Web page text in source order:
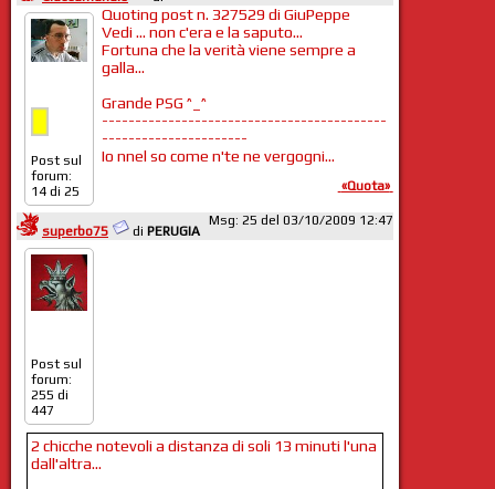
Post sul
forum:
14 di 25
Quoting post n. 327529 di GiuPeppe
Vedi ... non c'era e la saputo...
Fortuna che la verità viene sempre a
galla...
Grande PSG ^_^
-------------------------------------------
----------------------
Io nnel so come n'te ne vergogni...
«Quota»
superbo75 di PERUGIA
Msg: 25 del 03/10/2009 12:47
Post sul
forum:
255 di
447
2 chicche notevoli a distanza di soli 13 minuti l'una
dall'altra...